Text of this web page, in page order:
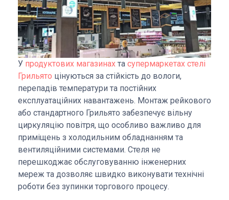
У продуктових магазинах та супермаркетах стелі
Грильято цінуються за стійкість до вологи,
перепадів температури та постійних
експлуатаційних навантажень. Монтаж рейкового
або стандартного Грильято забезпечує вільну
циркуляцію повітря, що особливо важливо для
приміщень з холодильним обладнанням та
вентиляційними системами. Стеля не
перешкоджає обслуговуванню інженерних
мереж та дозволяє швидко виконувати технічні
роботи без зупинки торгового процесу.